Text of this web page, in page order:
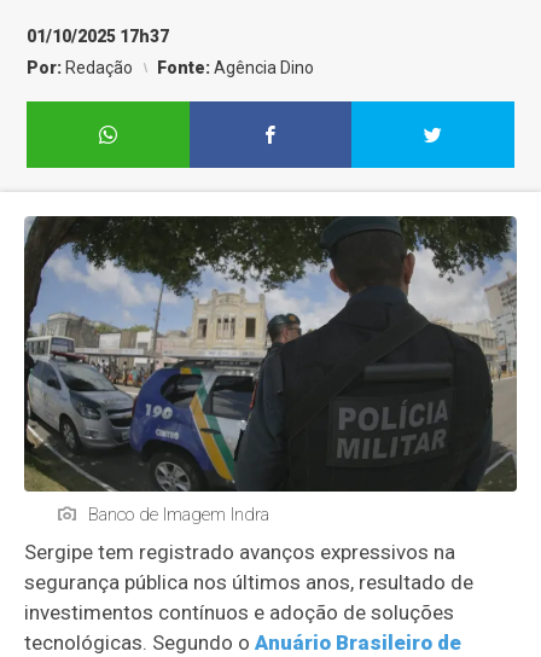
01/10/2025 17h37
Por: Redação Fonte:Agência Dino
Banco de Imagem Indra
Sergipe tem registrado avanços expressivos na
segurança pública nos últimos anos, resultado de
investimentos contínuos e adoção de soluções
tecnológicas. Segundo oAnuário Brasileiro de